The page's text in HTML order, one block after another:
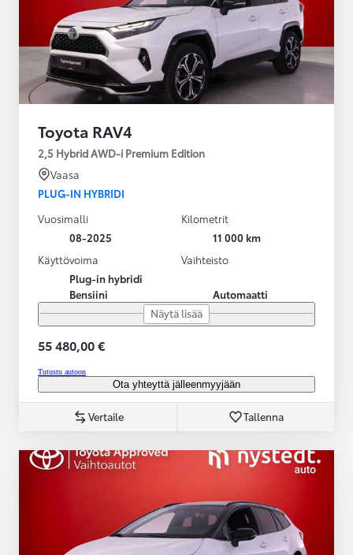
Toyota RAV4
2,5 Hybrid AWD-i Premium Edition
Vaasa
PLUG-IN HYBRIDI
Vuosimalli
08-2025
Kilometrit
11 000 km
Käyttövoima
Plug-in hybridi
Bensiini
Vaihteisto
Automaatti
Näytä lisää
55 480,00 €
Tutustu autoon
Ota yhteyttä jälleenmyyjään
Vertaile Tallenna